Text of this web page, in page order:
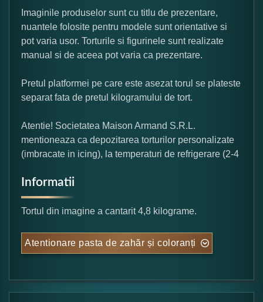
Imaginile produselor sunt cu titlu de prezentare,
nuantele folosite pentru modele sunt orientative si
pot varia usor. Torturile si figurinele sunt realizate
manual si de aceea pot varia ca prezentare.
Pretul platformei pe care este asezat torul se plateste
separat fata de pretul kilogramului de tort.
Atentie! Societatea Maison Armand S.R.L.
mentioneaza ca depozitarea torturilor personalizate
(imbracate in icing), la temperaturi de refrigerare (2-4
Informatii
Tortul din imagine a cantarit 4,8 kilograme.
Atentionare pasta de zahăr și coloranți